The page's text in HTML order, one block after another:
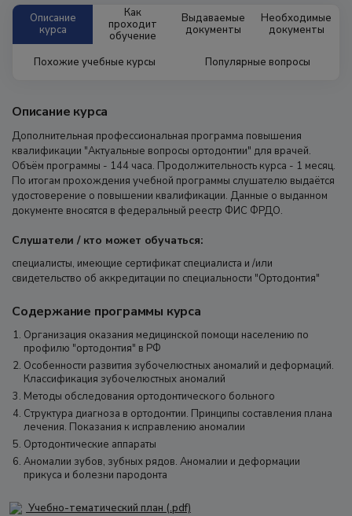
Описание
курса
Как
проходит
обучение
Выдаваемые
документы
Необходимые
документы
Похожие учебные курсы Популярные вопросы
Описание курса
Дополнительная профессиональная программа повышения
квалификации "Актуальные вопросы ортодонтии" для врачей.
Объём программы - 144 часа. Продолжительность курса - 1 месяц.
По итогам прохождения учебной программы слушателю выдаётся
удостоверение о повышении квалификации. Данные о выданном
документе вносятся в федеральный реестр ФИС ФРДО.
Слушатели / кто может обучаться:
специалисты, имеющие сертификат специалиста и /или
свидетельство об аккредитации по специальности "Ортодонтия"
Содержание программы курса
Организация оказания медицинской помощи населению по
профилю "ортодонтия" в РФ
Особенности развития зубочелюстных аномалий и деформаций.
Классификация зубочелюстных аномалий
Методы обследования ортодонтического больного
Структура диагноза в ортодонтии. Принципы составления плана
лечения. Показания к исправлению аномалии
Ортодонтические аппараты
Аномалии зубов, зубных рядов. Аномалии и деформации
прикуса и болезни пародонта
Учебно-тематический план (.pdf)